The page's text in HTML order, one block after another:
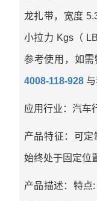
龙扎带，宽度
小拉力 Kgs（
参考使用，如需
4008-118-928与
应用行业：汽车
产品特征：可
始终处于固定位
产品描述：特点